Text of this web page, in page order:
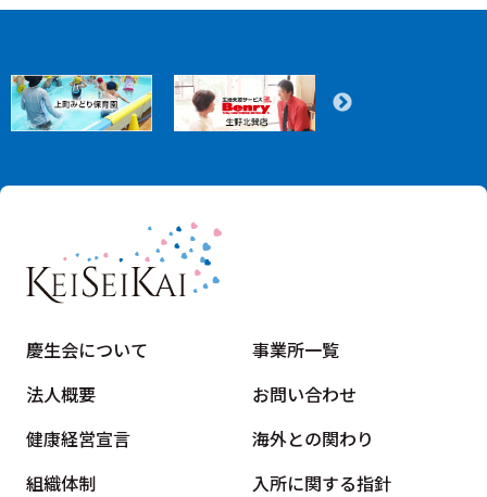
慶生会について
事業所一覧
法人概要
お問い合わせ
健康経営宣言
海外との関わり
組織体制
入所に関する指針